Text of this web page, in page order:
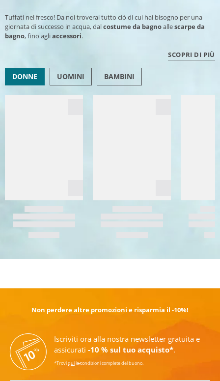
Tuffati nel fresco! Da noi troverai tutto ciò di cui hai bisogno per una
giornata di successo in acqua, dalcostume da bagnoallescarpe da
bagno, fino agliaccessori.
SCOPRI DI PIÙ
DONNE UOMINI BAMBINI
Non perdere altre promozioni e risparmia il -10%!
Iscriviti ora alla nostra newsletter gratuita e
assicurati -10 % sul tuo acquisto*.
*Troviquile condizioni complete del buono.